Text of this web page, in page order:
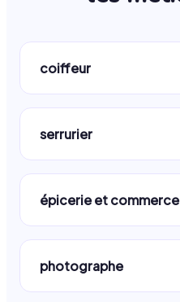
coiffeur
serrurier
épicerie et
photographe